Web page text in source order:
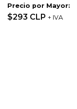
Precio por Mayor:
$293 CLP + IVA